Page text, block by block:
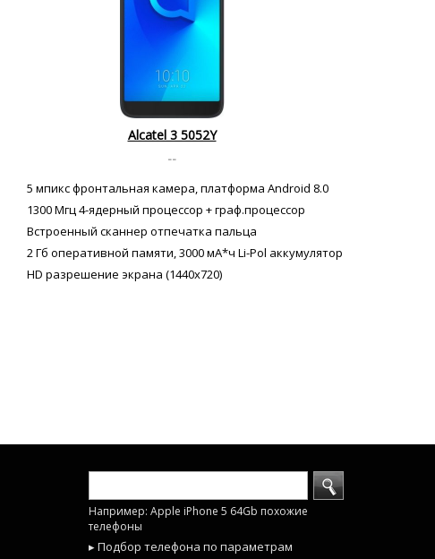
Alcatel 3 5052Y
--
5 мпикс фронтальная камера, платформа Android 8.0
1300 Мгц 4-ядерный процессор + граф.процессор
Встроенный сканнер отпечатка пальца
2 Гб оперативной памяти, 3000 мА*ч Li-Pol аккумулятор
HD разрешение экрана (1440x720)
Например: Apple iPhone 5 64Gb похожие
телефоны
▸ Подбор телефона по параметрам